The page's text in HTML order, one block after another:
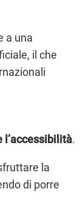
a una
il che
l’accessibilità.
la
di porre